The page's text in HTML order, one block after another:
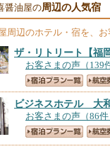
醤油屋の周辺の人気宿
周辺のホテル・宿を、
ザ・リトリート 【福
お客さまの声（139
ビジネスホテル 大
お客さまの声（86件